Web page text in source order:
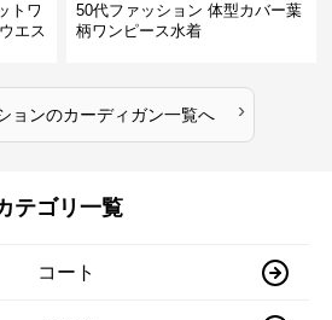
トワ
エス
50代ファッション 体型カバー葉
柄ワンピース水着
ョンのカーディガン一覧へ ›
テゴリ一覧
コート